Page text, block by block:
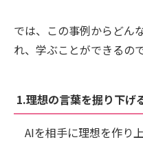
では、この事例からどん
れ、学ぶことができるの
1.理想の言葉を掘り下げ
AIを相手に理想を作り